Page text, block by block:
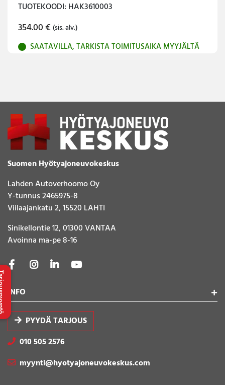
TUOTEKOODI: HAK3610003
354.00€ (sis. alv.)
SAATAVILLA, TARKISTA TOIMITUSAIKA MYYJÄLTÄ
Suomen Hyötyajoneuvokeskus
Lahden Autoverhoomo Oy
Y-tunnus 2465975-8
Viilaajankatu 2, 15520 LAHTI
Sinikellontie 12, 01300 VANTAA
Avoinna ma-pe 8-16
INFO
PYYDÄ TARJOUS
010 505 2576
myynti@hyotyajoneuvokeskus.com